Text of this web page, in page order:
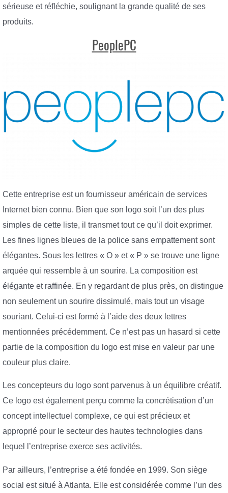
sérieuse et réfléchie, soulignant la grande qualité de ses
produits.
PeoplePC
Cette entreprise est un fournisseur américain de services
Internet bien connu. Bien que son logo soit l’un des plus
simples de cette liste, il transmet tout ce qu’il doit exprimer.
Les fines lignes bleues de la police sans empattement sont
élégantes. Sous les lettres « O » et « P » se trouve une ligne
arquée qui ressemble à un sourire. La composition est
élégante et raffinée. En y regardant de plus près, on distingue
non seulement un sourire dissimulé, mais tout un visage
souriant. Celui-ci est formé à l’aide des deux lettres
mentionnées précédemment. Ce n’est pas un hasard si cette
partie de la composition du logo est mise en valeur par une
couleur plus claire.
Les concepteurs du logo sont parvenus à un équilibre créatif.
Ce logo est également perçu comme la concrétisation d’un
concept intellectuel complexe, ce qui est précieux et
approprié pour le secteur des hautes technologies dans
lequel l’entreprise exerce ses activités.
Par ailleurs, l’entreprise a été fondée en 1999. Son siège
social est situé à Atlanta. Elle est considérée comme l’un des